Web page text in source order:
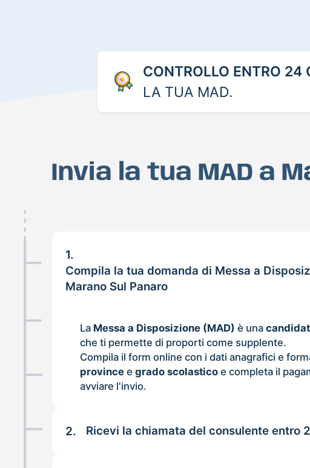
CONTROLLO ENTRO 24
LA TUA MAD.
Invia la tua MAD a
1.
Compila la tua domanda di Messa a
Marano Sul Panaro
La Messa a Disposizione (MAD) è una
che ti permette di proporti come supplente.
Compila il form online con i dati anagrafici e
province egrado scolastico e completa il
avviare l'invio.
2. Ricevi la chiamata del consulente entro